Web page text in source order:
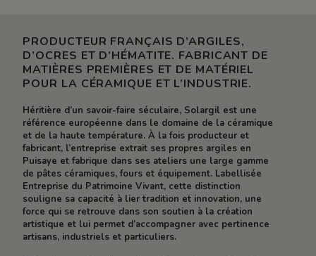
PRODUCTEUR FRANÇAIS D’ARGILES,
D’OCRES ET D’HÉMATITE. FABRICANT DE
MATIÈRES PREMIÈRES ET DE MATÉRIEL
POUR LA CÉRAMIQUE ET L’INDUSTRIE.
Héritière d’un savoir-faire séculaire, Solargil est une
référence européenne dans le domaine de la céramique
et de la haute température. À la fois producteur et
fabricant, l’entreprise extrait ses propres argiles en
Puisaye et fabrique dans ses ateliers une large gamme
de pâtes céramiques, fours et équipement. Labellisée
Entreprise du Patrimoine Vivant, cette distinction
souligne sa capacité à lier tradition et innovation, une
force qui se retrouve dans son soutien à la création
artistique et lui permet d’accompagner avec pertinence
artisans, industriels et particuliers.